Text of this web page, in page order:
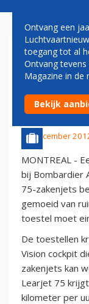
TWEE
29 december
MONTREAL -
bij Bombardier
75-zakenjets
gemoeid van
toestel moet
De toestellen
Vision cockpit
zakenjets kan
Learjet 75
kilometer per
Ontvang een
toegang tot al
Ontvang
Magazine in de
Bekijk